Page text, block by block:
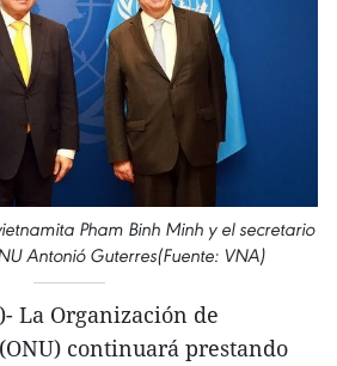
Pham Binh Minh y el secretario
Antonió Guterres(Fuente: VNA)
La Organización de
continuará prestando